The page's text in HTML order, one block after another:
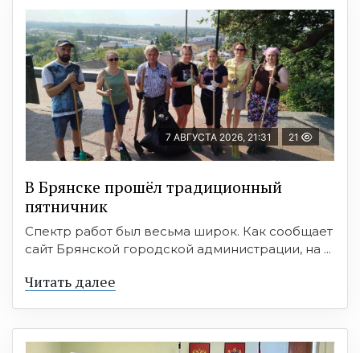
7 АВГУСТА 2026, 21:31 21
В Брянске прошёл традиционный
пятничник
Спектр работ был весьма широк. Как сообщает
сайт Брянской городской администрации, на ...
Читать далее